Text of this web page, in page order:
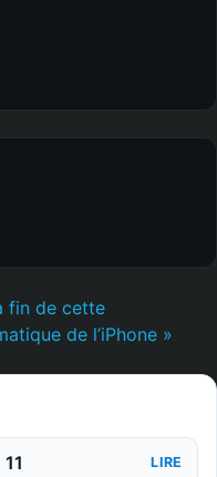
fin de cette
de l’iPhone »
LIRE